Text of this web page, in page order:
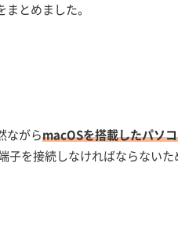
とめました。
ながらmacOSを搭載したパソ
を接続しなければならない